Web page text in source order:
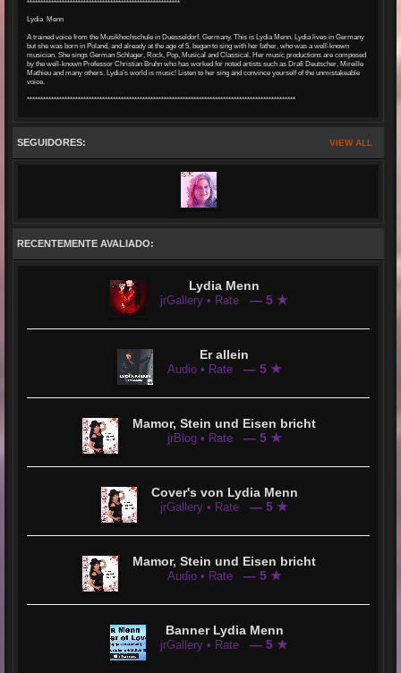
*********************************************************
Lydia Menn
A trained voice from the Musikhochschule in Duesseldorf, Germany. This is Lydia Menn. Lydia lives in Germany
but she was born in Poland, and already at the age of 5, began to sing with her father, who was a well-known
musician. She sings German Schlager, Rock, Pop, Musical and Classical. Her music productions are composed
by the well-known Professor Christian Bruhn who has worked for noted artists such as Drafi Deutscher, Mireille
Mathieu and many others. Lydia’s world is music! Listen to her sing and convince yourself of the unmistakeable
voice.
****************************************************************************************************
VIEW ALL
SEGUIDORES:
RECENTEMENTE AVALIADO:
Lydia Menn
jrGallery • Rate — 5 ★
Er allein
Audio • Rate — 5 ★
Mamor, Stein und Eisen bricht
jrBlog • Rate — 5 ★
Cover's von Lydia Menn
jrGallery • Rate — 5 ★
Mamor, Stein und Eisen bricht
Audio • Rate — 5 ★
Banner Lydia Menn
jrGallery • Rate — 5 ★